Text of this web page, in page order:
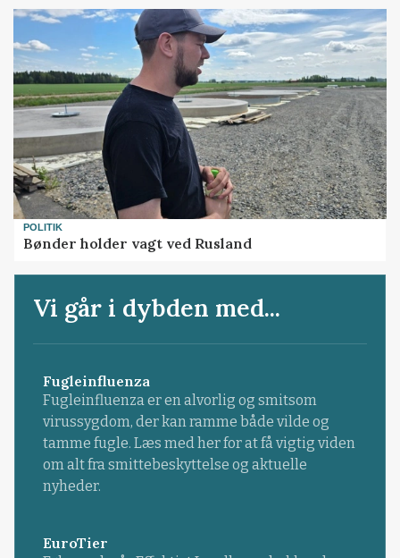
POLITIK
Bønder holder vagt ved Rusland
Vi går i dybden med...
Fugleinfluenza
Fugleinfluenza er en alvorlig og smitsom
virussygdom, der kan ramme både vilde og
tamme fugle. Læs med her for at få vigtig viden
om alt fra smittebeskyttelse og aktuelle
nyheder.
EuroTier